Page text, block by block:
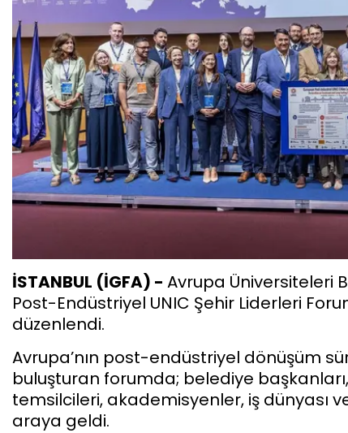
İSTANBUL (İGFA) - Avrupa Üniversiteleri
Post-Endüstriyel UNIC Şehir Liderleri
düzenlendi.
Avrupa’nın post-endüstriyel dönüşüm
buluşturan forumda; belediye
temsilcileri, akademisyenler, iş dünyası
araya geldi.